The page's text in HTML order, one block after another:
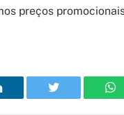
preços
LinkedIn Twitter